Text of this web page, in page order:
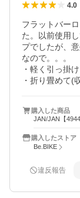
4.0
フラットバー
た。以前使用
プでしたが、
なので。。。
・軽く引っ掛
・折り畳めて(
フックが樹脂
けなくて良い！
ただ、車体を
合)にするのに
あと、リムな
購入した商品
JAN/JAN【
購入したストア
Be.BIKE
違反報告